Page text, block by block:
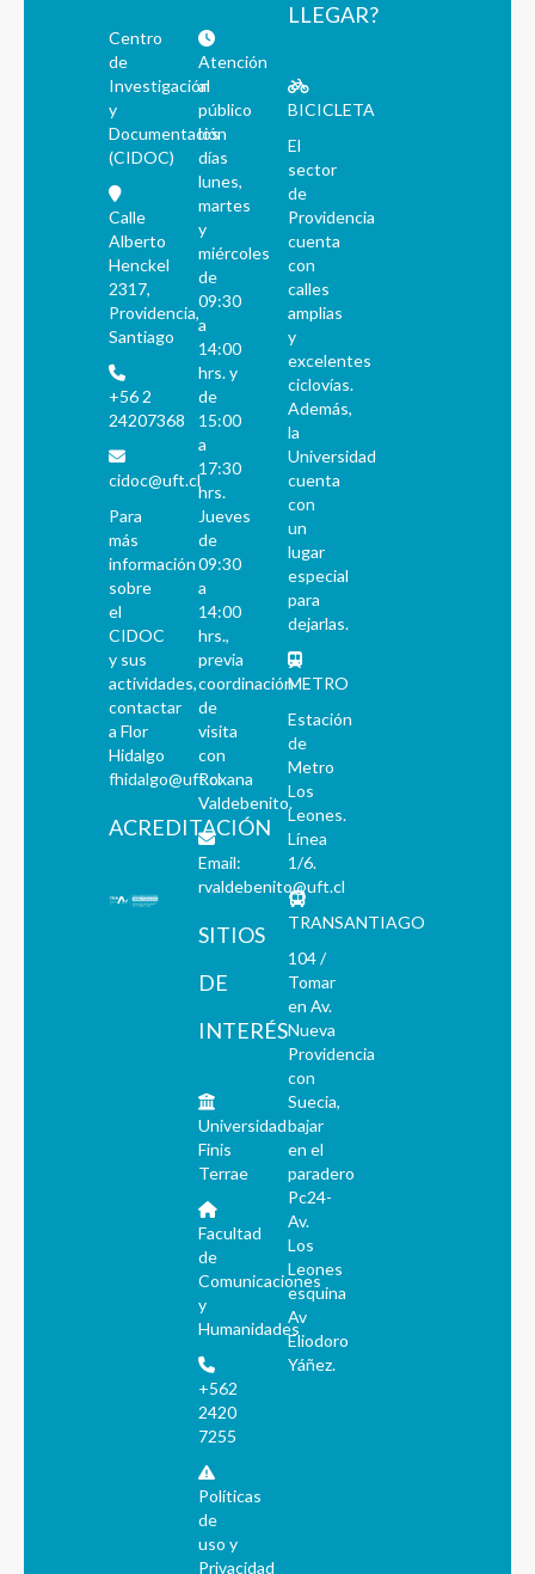
Centro
de
Investigación
y
Documentación
(CIDOC)
Calle
Alberto
Henckel
2317,
Providencia,
Santiago
+56 2
24207368
cidoc@uft.cl
Para
más
información
sobre
el
CIDOC
y sus
actividades,
contactar
a Flor
Hidalgo
fhidalgo@uft.cl
ACREDITACIÓN
Atención
al
público
los
días
lunes,
martes
y
miércoles
de
09:30
a
14:00
hrs. y
de
15:00
a
17:30
hrs.
Jueves
de
09:30
a
14:00
hrs.,
previa
coordinación
de
visita
con
Roxana
Valdebenito.
Email:
rvaldebenito@uft.cl
SITIOS
DE
INTERÉS
Universidad
Finis
Terrae
Facultad
de
Comunicaciones
y
Humanidades
+562
2420
7255
Políticas
de
uso y
Privacidad
LLEGAR?
BICICLETA
El
sector
de
Providencia
cuenta
con
calles
amplias
y
excelentes
ciclovías.
Además,
la
Universidad
cuenta
con
un
lugar
especial
para
dejarlas.
METRO
Estación
de
Metro
Los
Leones.
Línea
1/6.
TRANSANTIAGO
104 /
Tomar
en Av.
Nueva
Providencia
con
Suecia,
bajar
en el
paradero
Pc24-
Av.
Los
Leones
esquina
Av
Eliodoro
Yáñez.